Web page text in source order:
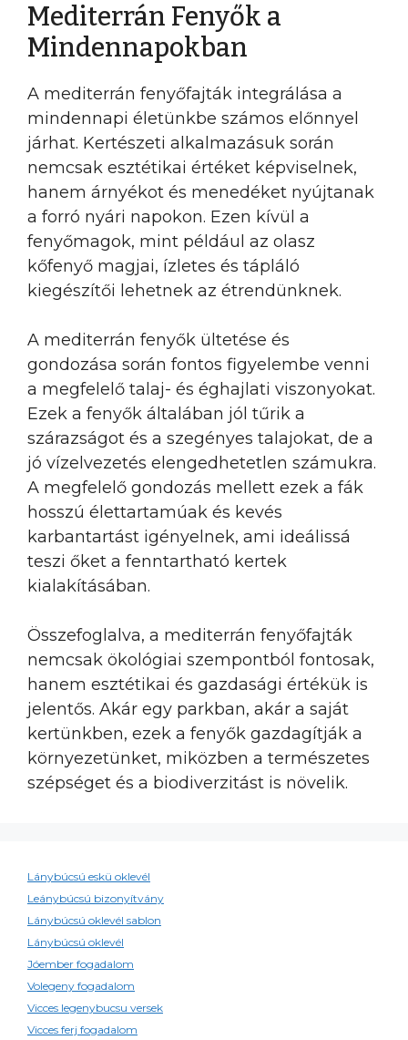
Mediterrán Fenyők a
Mindennapokban
A mediterrán fenyőfajták integrálása a
mindennapi életünkbe számos előnnyel
járhat. Kertészeti alkalmazásuk során
nemcsak esztétikai értéket képviselnek,
hanem árnyékot és menedéket nyújtanak
a forró nyári napokon. Ezen kívül a
fenyőmagok, mint például az olasz
kőfenyő magjai, ízletes és tápláló
kiegészítői lehetnek az étrendünknek.
A mediterrán fenyők ültetése és
gondozása során fontos figyelembe venni
a megfelelő talaj- és éghajlati viszonyokat.
Ezek a fenyők általában jól tűrik a
szárazságot és a szegényes talajokat, de a
jó vízelvezetés elengedhetetlen számukra.
A megfelelő gondozás mellett ezek a fák
hosszú élettartamúak és kevés
karbantartást igényelnek, ami ideálissá
teszi őket a fenntartható kertek
kialakításában.
Összefoglalva, a mediterrán fenyőfajták
nemcsak ökológiai szempontból fontosak,
hanem esztétikai és gazdasági értékük is
jelentős. Akár egy parkban, akár a saját
kertünkben, ezek a fenyők gazdagítják a
környezetünket, miközben a természetes
szépséget és a biodiverzitást is növelik.
Lánybúcsú eskü oklevél
Leánybúcsú bizonyítvány
Lánybúcsú oklevél sablon
Lánybúcsú oklevél
Jóember fogadalom
Volegeny fogadalom
Vicces legenybucsu versek
Vicces ferj fogadalom